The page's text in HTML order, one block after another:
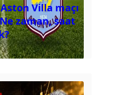
Villa maçı
zaman, saat